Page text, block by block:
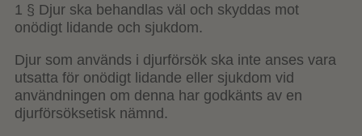
1 § Djur ska behandlas väl och skyddas mot
onödigt lidande och sjukdom.
Djur som används i djurförsök ska inte anses vara
utsatta för onödigt lidande eller sjukdom vid
användningen om denna har godkänts av en
djurförsöksetisk nämnd.